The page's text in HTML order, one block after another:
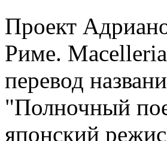
Проект
Риме.
перевод
"Полночный
японский